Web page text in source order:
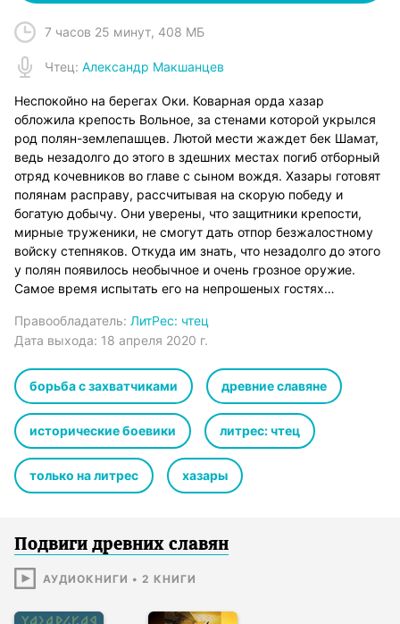
7 часов 25 минут, 408 МБ
Чтец: Александр Макшанцев
Неспокойно на берегах Оки. Коварная орда хазар
обложила крепость Вольное, за стенами которой укрылся
род полян-землепашцев. Лютой мести жаждет бек Шамат,
ведь незадолго до этого в здешних местах погиб отборный
отряд кочевников во главе с сыном вождя. Хазары готовят
полянам расправу, рассчитывая на скорую победу и
богатую добычу. Они уверены, что защитники крепости,
мирные труженики, не смогут дать отпор безжалостному
войску степняков. Откуда им знать, что незадолго до этого
у полян появилось необычное и очень грозное оружие.
Самое время испытать его на непрошеных гостях…
Правообладатель: ЛитРес: чтец
Дата выхода: 18 апреля 2020 г.
борьба с захватчиками древние славяне
исторические боевики литрес: чтец
только на литрес хазары
Подвиги древних славян
АУДИОКНИГИ • 2 КНИГИ